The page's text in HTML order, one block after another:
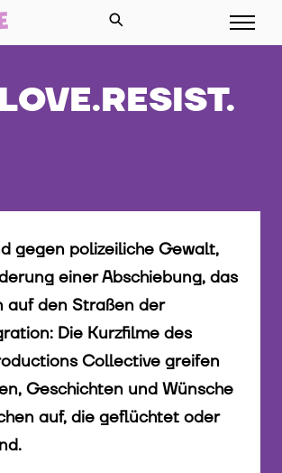
gegen polizeiliche Gewalt,
einer Abschiebung, das
auf den Straßen der
Die Kurzfilme des
Collective greifen
Geschichten und Wünsche
auf, die geflüchtet oder